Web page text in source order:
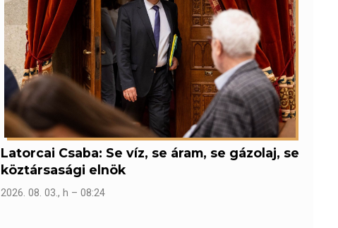
Latorcai Csaba: Se víz, se áram, se gázolaj, se
köztársasági elnök
2026. 08. 03., h – 08:24